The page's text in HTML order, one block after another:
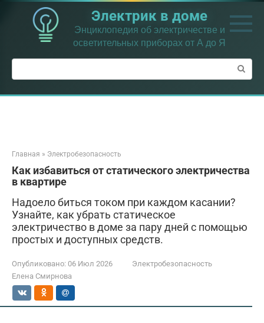
Перейти
контенту
Электрик в доме
Энциклопедия об электричестве и
осветительных приборах от А до Я
Поиск:
Главная » Электробезопасность
Как избавиться от статического электричества
в квартире
Надоело биться током при каждом касании?
Узнайте, как убрать статическое
электричество в доме за пару дней с помощью
простых и доступных средств.
Опубликовано: 06 Июл 2026
Электробезопасность
Елена Смирнова